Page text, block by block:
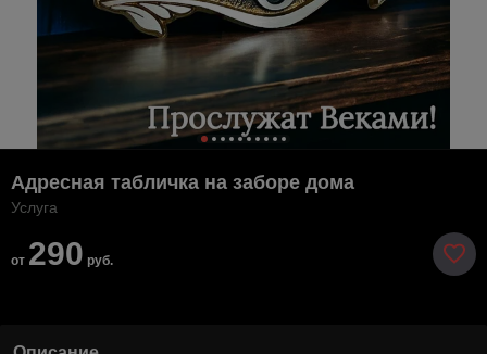
Адресная табличка на заборе дома
Услуга
от 290 руб.